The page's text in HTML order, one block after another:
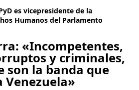
es vicepresidente de la
Humanos del Parlamento
«Incompetentes,
y criminales,
son la banda que
Venezuela»